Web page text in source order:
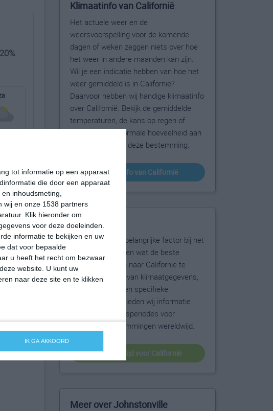
tot informatie op een apparaat
die door een apparaat
inhoudsmeting,
wij en onze 1538 partners
Klik hieronder om
voor deze doeleinden.
informatie te bekijken en uw
dat voor bepaalde
u heeft het recht om bezwaar
website. U kunt uw
naar deze site en te klikken
IK GA AKKOORD
2
Klimaatinfo van Californië
Het actuele weer en de
weersvoorspelling voor de komende
dagen of weken zeggen niets over hoe
het weer in andere maanden kan zijn.
Wil je een indicatie hebben van hoe het
weer gemiddeld is in Californië?
Daarvoor hebben wij handige klimaatinfo
over Californië. Bekijk de gemiddelde
temperaturen, de kans op regen of
sneeuw en de normale hoeveelheid aan
zonneschijn voor deze bestemming.
klimaatinfo van Californië
Beste reistijd
Het weer is een belangrijke factor bij het
reizen. Wil je weten wat de beste
maanden zijn om naar Californië te
reizen? Op basis van klimaatgegevens,
weersextremen en specifieke
weerinformatie bieden wij informatie
over de beste reisperiodes voor
duizenden bestemmingen wereldwijd.
beste reistijd voor Californië
Meer over Johnstonville